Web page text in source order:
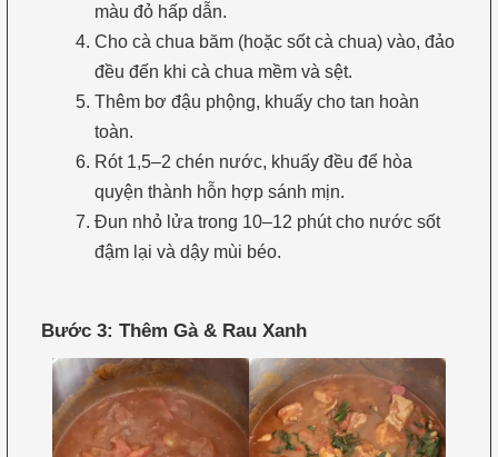
màu đỏ hấp dẫn.
Cho cà chua băm (hoặc sốt cà chua) vào, đảo
đều đến khi cà chua mềm và sệt.
Thêm bơ đậu phộng, khuấy cho tan hoàn
toàn.
Rót 1,5–2 chén nước, khuấy đều để hòa
quyện thành hỗn hợp sánh mịn.
Đun nhỏ lửa trong 10–12 phút cho nước sốt
đậm lại và dậy mùi béo.
Bước 3: Thêm Gà & Rau Xanh